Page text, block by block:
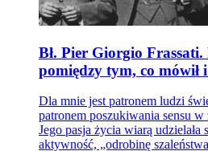
Bł. Pier Giorgio Frassati.
pomiędzy tym, co mówił
Dla mnie jest patronem ludzi
patronem poszukiwania sensu
Jego pasja życia wiarą
aktywność, „odrobinę